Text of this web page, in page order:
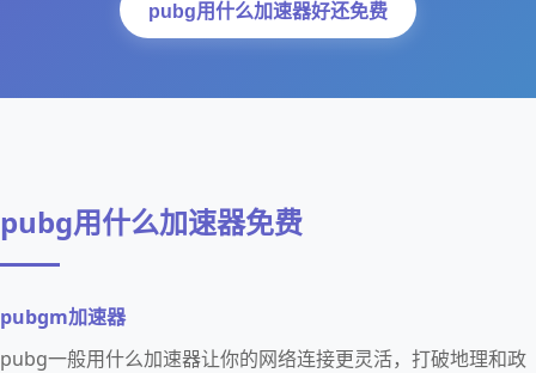
pubg用什么加速器好还免费
pubg用什么加速器免费
pubgm加速器
pubg一般用什么加速器让你的网络连接更灵活，打破地理和政